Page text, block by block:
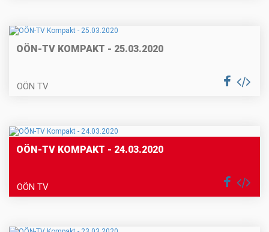
OÖN-TV KOMPAKT - 25.03.2020
OÖN TV
OÖN-TV KOMPAKT - 24.03.2020
OÖN TV